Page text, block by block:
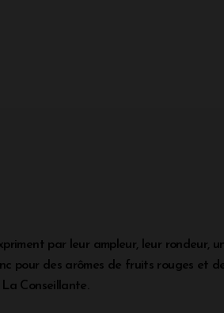
par leur ampleur, leur
pour des arômes de fruits rouges et
Conseillante.